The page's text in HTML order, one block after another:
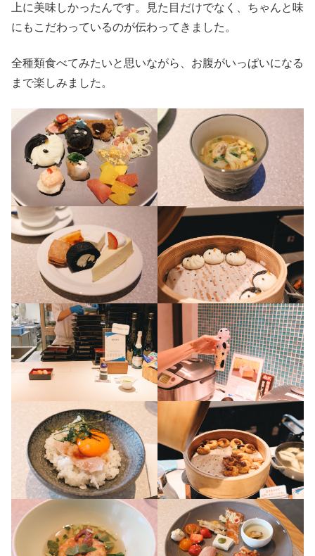
上に美味しかったんです。見た目だけでなく、ちゃんと味
にもこだわっているのが伝わってきました。
全種類食べてみたいと思いながら、お腹がいっぱいになる
まで楽しみました。